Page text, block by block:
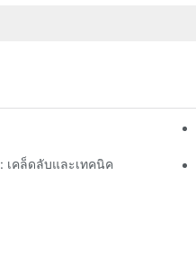
มที่ครอบคลุม
เคล็ดลับและเทคนิค